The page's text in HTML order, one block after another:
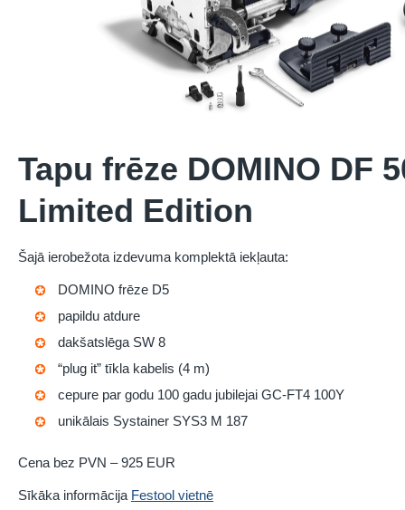
Tapu frēze DOMINO DF
Limited Edition
Šajā ierobežota izdevuma komplektā iekļauta:
DOMINO frēze D5
papildu atdure
dakšatslēga SW 8
“plug it” tīkla kabelis (4 m)
cepure par godu 100 gadu jubilejai GC-FT4 100Y
unikālais Systainer SYS3 M 187
Cena bez PVN – 925 EUR
Sīkāka informācija Festool vietnē